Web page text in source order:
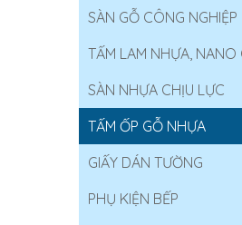
SÀN GỖ CÔNG
TẤM LAM NHỰA, NANO
SÀN NHỰA CHỊU LỰC
TẤM ỐP GỖ NHỰA
GIẤY DÁN TƯỜNG
PHỤ KIỆN BẾP